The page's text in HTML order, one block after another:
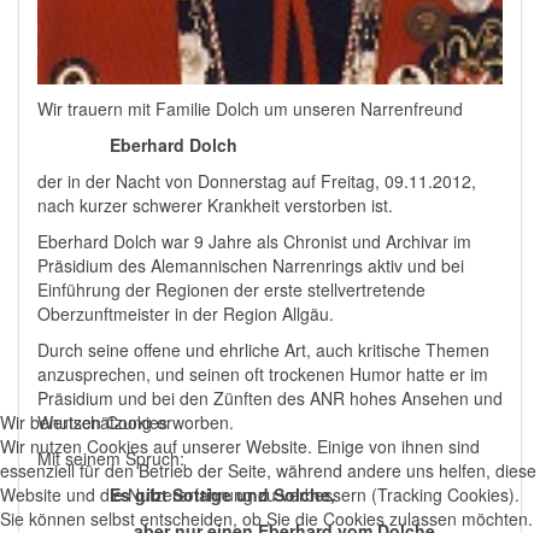
Wir trauern mit Familie Dolch um unseren Narrenfreund
Eberhard Dolch
der in der Nacht von Donnerstag auf Freitag, 09.11.2012,
nach kurzer schwerer Krankheit verstorben ist.
Eberhard Dolch war 9 Jahre als Chronist und Archivar im
Präsidium des Alemannischen Narrenrings aktiv und bei
Einführung der Regionen der erste stellvertretende
Oberzunftmeister in der Region Allgäu.
Durch seine offene und ehrliche Art, auch kritische Themen
anzusprechen, und seinen oft trockenen Humor hatte er im
Präsidium und bei den Zünften des ANR hohes Ansehen und
Wertschätzung erworben.
Mit seinem Spruch:
Es gibt Sottige und Solche,
Wir benutzen Cookies
Wir nutzen Cookies auf unserer Website. Einige von ihnen sind
essenziell für den Betrieb der Seite, während andere uns helfen, diese
Website und die Nutzererfahrung zu verbessern (Tracking Cookies).
Sie können selbst entscheiden, ob Sie die Cookies zulassen möchten.